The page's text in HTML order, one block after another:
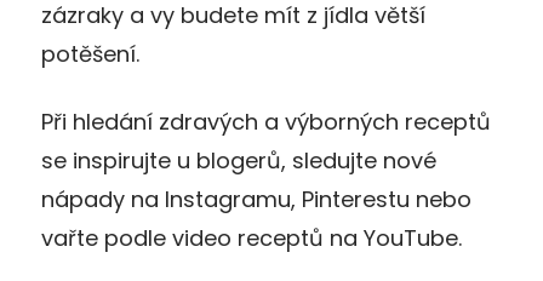
zázraky a vy budete mít z jídla větší
potěšení.
Při hledání zdravých a výborných receptů
se inspirujte u blogerů, sledujte nové
nápady na Instagramu, Pinterestu nebo
vařte podle video receptů na YouTube.